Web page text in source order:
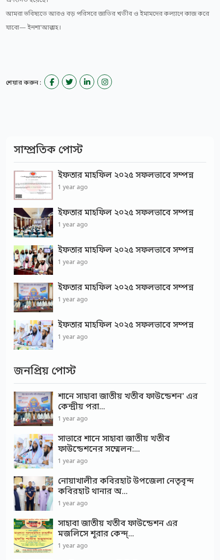
আমরা ভবিষ্যতে আরও বড় পরিসরে জাতির খতীব ও ইমামদের কল্যাণে কাজ করে
যাবো— ইনশা'আল্লাহ।
শেয়ার করুন :
সাম্প্রতিক পোস্ট
ইফতার মাহফিল ২০২৫ সফলভাবে সম্পন্ন
1 year ago
ইফতার মাহফিল ২০২৫ সফলভাবে সম্পন্ন
1 year ago
ইফতার মাহফিল ২০২৫ সফলভাবে সম্পন্ন
1 year ago
ইফতার মাহফিল ২০২৫ সফলভাবে সম্পন্ন
1 year ago
ইফতার মাহফিল ২০২৫ সফলভাবে সম্পন্ন
1 year ago
জনপ্রিয় পোস্ট
শানে সাহাবা জাতীয় খতীব ফাউন্ডেশন' এর
কেন্দ্রীয় পরা...
1 year ago
সাভারে শানে সাহাবা জাতীয় খতীব
ফাউন্ডেশনের সম্মেলন:...
1 year ago
নোয়াখালীর কবিরহাট উপজেলা নেতৃবৃন্দ
কবিরহাট থানার অ...
1 year ago
সাহাবা জাতীয় খতীব ফাউন্ডেশন এর
মজলিসে শূরার কেন্দ্...
1 year ago